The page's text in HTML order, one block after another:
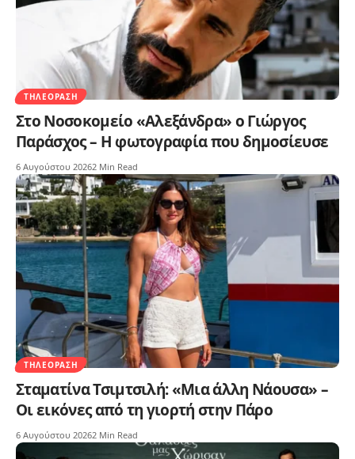
ΤΗΛΕΌΡΑΣΗ
Στο Νοσοκομείο «Αλεξάνδρα» ο Γιώργος
Παράσχος – Η φωτογραφία που δημοσίευσε
6 Αυγούστου 20262 Min Read
ΤΗΛΕΌΡΑΣΗ
Σταματίνα Τσιμτσιλή: «Μια άλλη Νάουσα» –
Οι εικόνες από τη γιορτή στην Πάρο
6 Αυγούστου 20262 Min Read